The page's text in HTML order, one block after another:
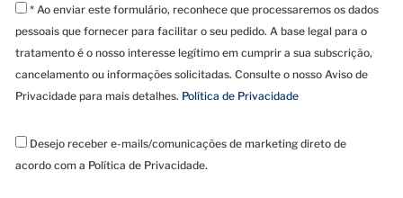
* Ao enviar este formulário, reconhece que processaremos os dados
pessoais que fornecer para facilitar o seu pedido. A base legal para o
tratamento é o nosso interesse legítimo em cumprir a sua subscrição,
cancelamento ou informações solicitadas. Consulte o nosso Aviso de
Privacidade para mais detalhes. Política de Privacidade
Desejo receber e-mails/comunicações de marketing direto de
acordo com a Política de Privacidade.